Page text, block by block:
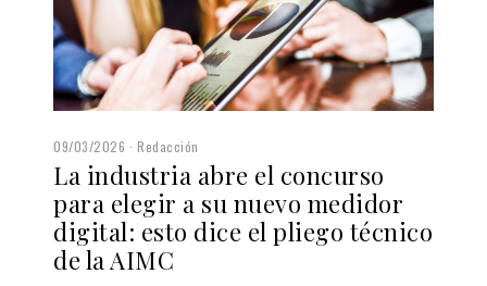
09/03/2026 Redacción
La industria abre el concurso
para elegir a su nuevo medidor
digital: esto dice el pliego técnico
de la AIMC